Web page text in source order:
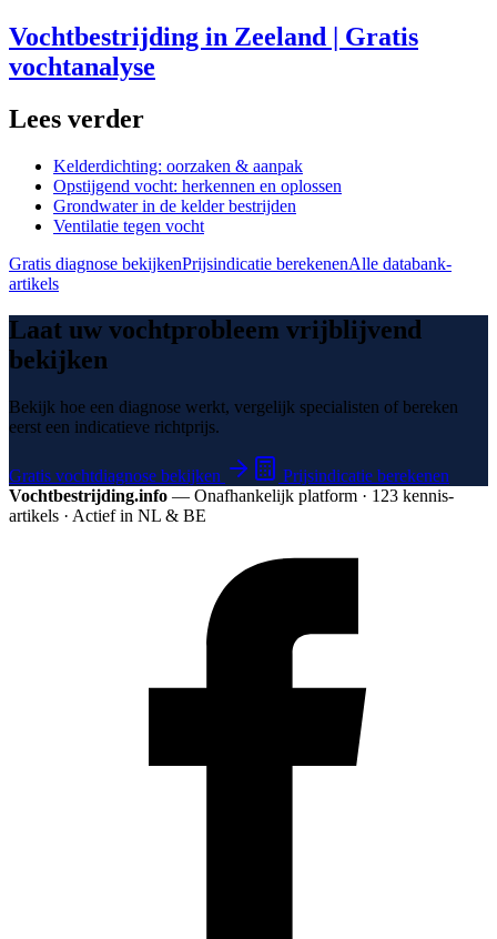
Vochtbestrijding in Zeeland | Gratis
vochtanalyse
Lees verder
Kelderdichting: oorzaken & aanpak
Opstijgend vocht: herkennen en oplossen
Grondwater in de kelder bestrijden
Ventilatie tegen vocht
Gratis diagnose bekijkenPrijsindicatie berekenenAlle databank-
artikels
Laat uw vochtprobleem vrijblijvend
bekijken
Bekijk hoe een diagnose werkt, vergelijk specialisten of bereken
eerst een indicatieve richtprijs.
Gratis vochtdiagnose bekijken
Prijsindicatie berekenen
Vochtbestrijding.info — Onafhankelijk platform · 123 kennis­
artikels · Actief in NL & BE